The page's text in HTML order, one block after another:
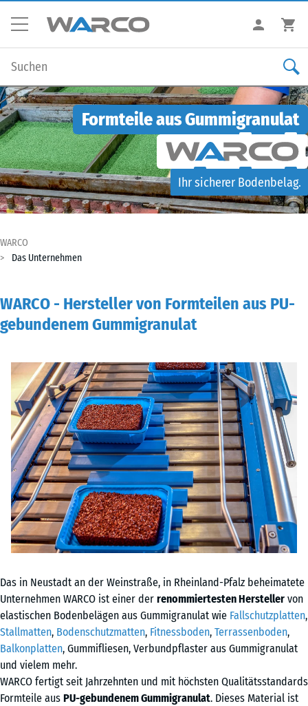
Formteile aus Gummigranulat
Ihr sicherer Bodenbelag.
WARCO
Das Unternehmen
WARCO - Hersteller von Formteilen aus PU-
gebundenem Gummigranulat
Das in Neustadt an der Weinstraße, in Rheinland-Pfalz beheimatete
Unternehmen WARCO ist einer der renommiertesten Hersteller von
elastischen Bodenbelägen aus Gummigranulat wie Fallschutzplatten,
Stallmatten, Bodenschutzmatten, Fitnessboden, Terrassenboden,
Balkonplatten, Gummifliesen, Verbundpflaster aus Gummigranulat
und vielem mehr.
WARCO fertigt seit Jahrzehnten und mit höchsten Qualitätsstandards
Formteile aus PU-gebundenem Gummigranulat. Dieses Material ist